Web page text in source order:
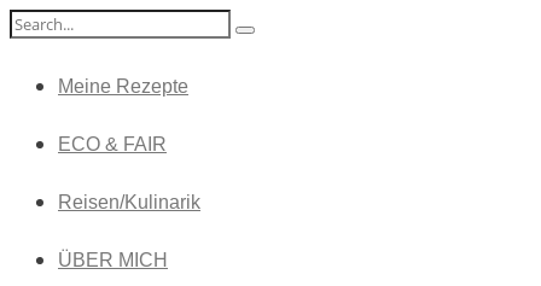
Meine Rezepte
ECO & FAIR
Reisen/Kulinarik
ÜBER MICH